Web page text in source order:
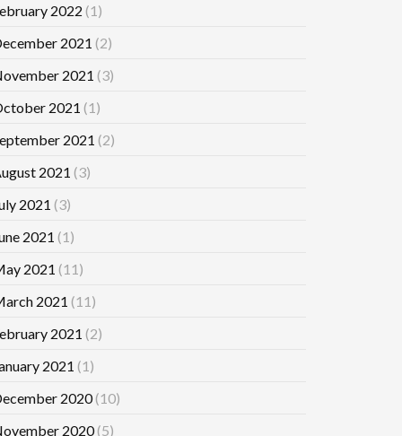
2022 (1)
2021 (2)
2021 (3)
2021 (1)
2021 (2)
2021 (3)
2021 (3)
2021 (1)
2021 (11)
2021 (11)
2021 (2)
2021 (1)
2020(10)
2020(5)